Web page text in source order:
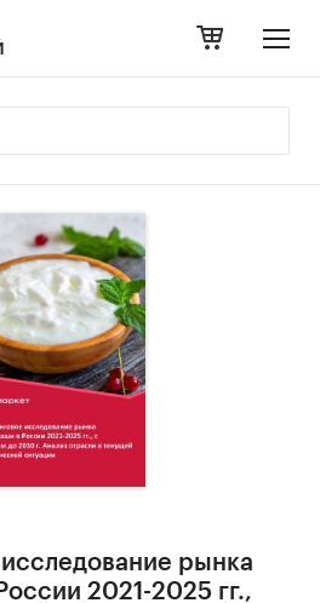
рынка
2021-2025 гг.,